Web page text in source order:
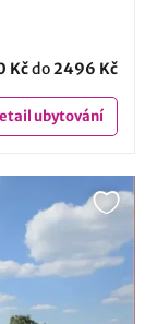
Kčdo2496 Kč
ubytování